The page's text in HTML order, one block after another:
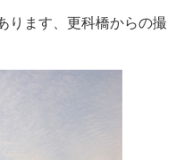
ります、更科橋からの撮